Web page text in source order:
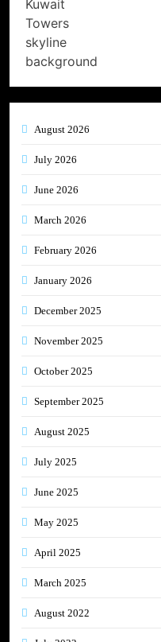
August 2026
July 2026
June 2026
March 2026
February 2026
January 2026
December 2025
November 2025
October 2025
September 2025
August 2025
July 2025
June 2025
May 2025
April 2025
March 2025
August 2022